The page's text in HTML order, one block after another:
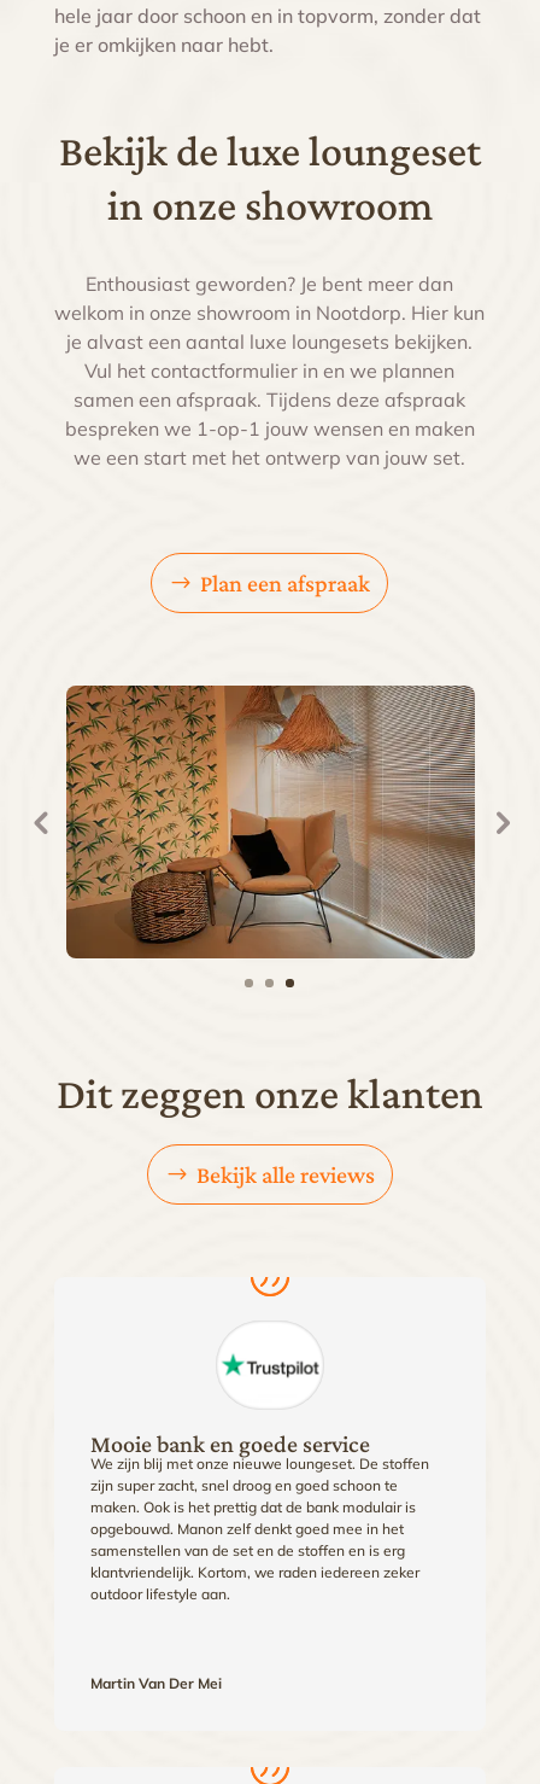
hele jaar door schoon en in topvorm, zonder dat
je er omkijken naar hebt.
Bekijk de luxe loungeset
in onze showroom
Enthousiast geworden? Je bent meer dan
welkom in onze showroom in Nootdorp. Hier kun
je alvast een aantal luxe loungesets bekijken.
Vul het contactformulier in en we plannen
samen een afspraak. Tijdens deze afspraak
bespreken we 1-op-1 jouw wensen en maken
we een start met het ontwerp van jouw set.
Plan een afspraak
Dit zeggen onze klanten
Bekijk alle reviews
Mooie bank en goede service
We zijn blij met onze nieuwe loungeset. De stoffen
zijn super zacht, snel droog en goed schoon te
maken. Ook is het prettig dat de bank modulair is
opgebouwd. Manon zelf denkt goed mee in het
samenstellen van de set en de stoffen en is erg
klantvriendelijk. Kortom, we raden iedereen zeker
outdoor lifestyle aan.
Martin Van Der Mei